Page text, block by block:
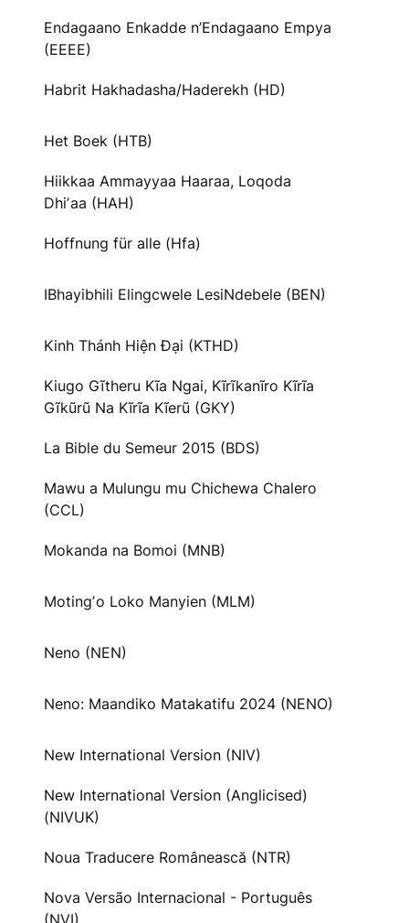
Endagaano Enkadde n’Endagaano Empya
(EEEE)
Habrit Hakhadasha/Haderekh (HD)
Het Boek (HTB)
Hiikkaa Ammayyaa Haaraa, Loqoda
Dhiʼaa (HAH)
Hoffnung für alle (Hfa)
IBhayibhili Elingcwele LesiNdebele (BEN)
Kinh Thánh Hiện Đại (KTHD)
Kiugo Gĩtheru Kĩa Ngai, Kĩrĩkanĩro Kĩrĩa
Gĩkũrũ Na Kĩrĩa Kĩerũ (GKY)
La Bible du Semeur 2015 (BDS)
Mawu a Mulungu mu Chichewa Chalero
(CCL)
Mokanda na Bomoi (MNB)
Motingʼo Loko Manyien (MLM)
Neno (NEN)
Neno: Maandiko Matakatifu 2024 (NENO)
New International Version (NIV)
New International Version (Anglicised)
(NIVUK)
Noua Traducere Românească (NTR)
Nova Versão Internacional - Português
(NVI)